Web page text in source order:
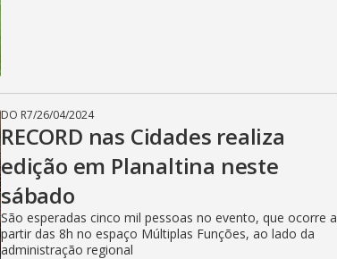
DO R7/26/04/2024
RECORD nas Cidades realiza
edição em Planaltina neste
sábado
São esperadas cinco mil pessoas no evento, que ocorre a
partir das 8h no espaço Múltiplas Funções, ao lado da
administração regional